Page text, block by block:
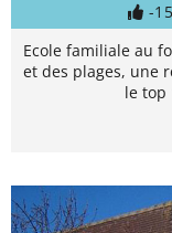
-
Ecole familiale au
et des plages, une
le top